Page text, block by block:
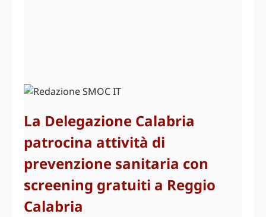
La Delegazione Calabria
patrocina attività di
prevenzione sanitaria con
screening gratuiti a Reggio
Calabria